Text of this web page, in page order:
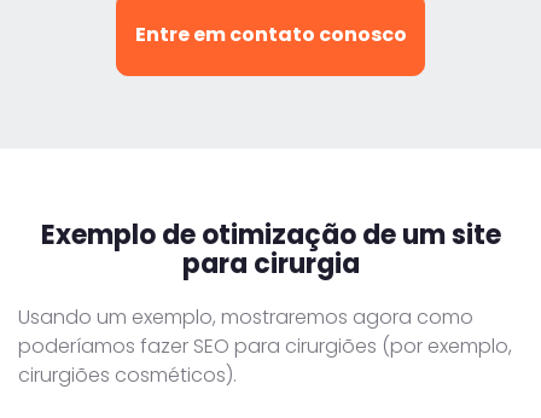
Entre em contato conosco
Exemplo de otimizaçãode um site
para cirurgia
Usando um exemplo, mostraremos agora como
poderíamos fazer SEO para cirurgiões (por exemplo,
cirurgiões cosméticos).